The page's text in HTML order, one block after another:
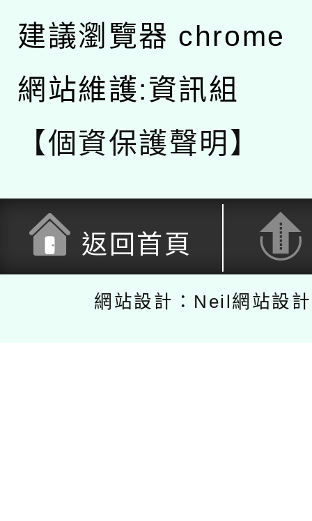
建議瀏覽器 chrome
網站維護:資訊組
【個資保護聲明】
返回首頁
網站設計：Neil網站設